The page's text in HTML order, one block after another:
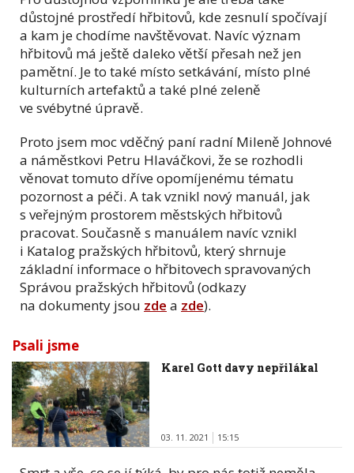
důstojné prostředí hřbitovů, kde zesnulí spočívají
a kam je chodíme navštěvovat. Navíc význam
hřbitovů má ještě daleko větší přesah než jen
pamětní. Je to také místo setkávání, místo plné
kulturních artefaktů a také plné zeleně
ve svébytné úpravě.
Proto jsem moc vděčný paní radní Mileně Johnové
a náměstkovi Petru Hlaváčkovi, že se rozhodli
věnovat tomuto dříve opomíjenému tématu
pozornost a péči. A tak vznikl nový manuál, jak
s veřejným prostorem městských hřbitovů
pracovat. Současně s manuálem navíc vznikl
i Katalog pražských hřbitovů, který shrnuje
základní informace o hřbitovech spravovaných
Správou pražských hřbitovů (odkazy
na dokumenty jsou zde a zde).
Psali jsme
Karel Gott davy nepřilákal
03. 11. 2021 15:15